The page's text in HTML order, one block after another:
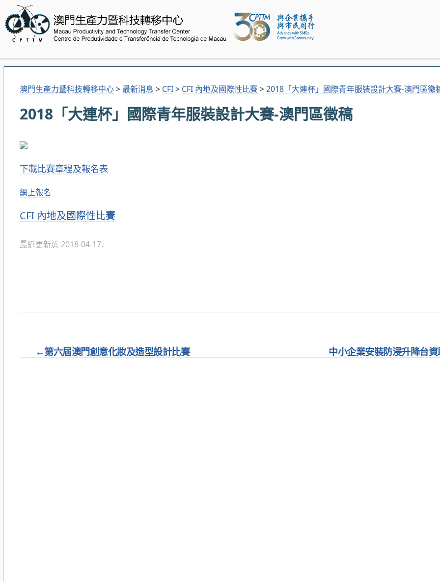
澳門生產力暨科技轉移中心> 最新消息 > CFI> CFI 內地及國際性比賽>2018「大連杯」國際青年服裝設計大賽-澳門區徵
2018「大連杯」國際青年服裝設計大賽-澳門區徵稿
下載比賽章程及報名表
網上報名
分
CFI 內地及國際性比賽
最近更新於 2018-04-17.
←第六屆澳門創意化妝及造型設計比賽 中小企業安裝防浸升降台